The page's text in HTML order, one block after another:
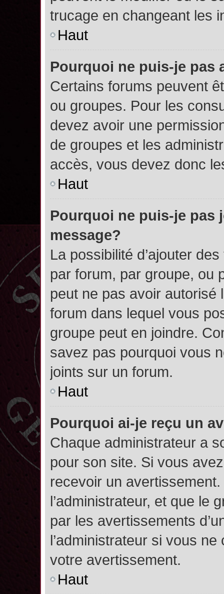
trucage en changeant les
Haut
Pourquoi ne puis-je pas
Certains forums peuvent
ou groupes. Pour les
devez avoir une
de groupes et les
accès, vous devez donc
Haut
Pourquoi ne puis-je pas
message?
La possibilité d’ajouter
par forum, par groupe, ou
peut ne pas avoir autorisé
forum dans lequel vous
groupe peut en joindre.
savez pas pourquoi vous
joints sur un forum.
Haut
Pourquoi ai-je reçu un
Chaque administrateur a
pour son site. Si vous
recevoir un
l’administrateur, et que le
par les avertissements
l’administrateur si vous
votre avertissement.
Haut